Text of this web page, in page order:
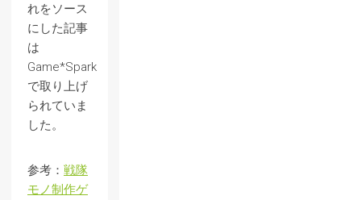
れをソース
にした記事
は
Game*Spark
で取り上げ
られていま
した。
参考： 戦隊
モノ制作ゲ